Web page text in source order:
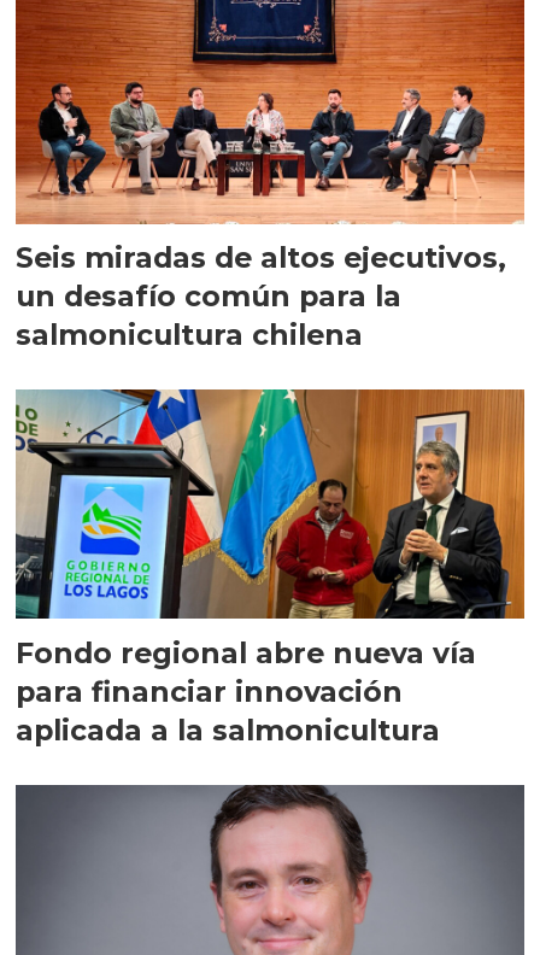
Seis miradas de altos ejecutivos,
un desafío común para la
salmonicultura chilena
Fondo regional abre nueva vía
para financiar innovación
aplicada a la salmonicultura